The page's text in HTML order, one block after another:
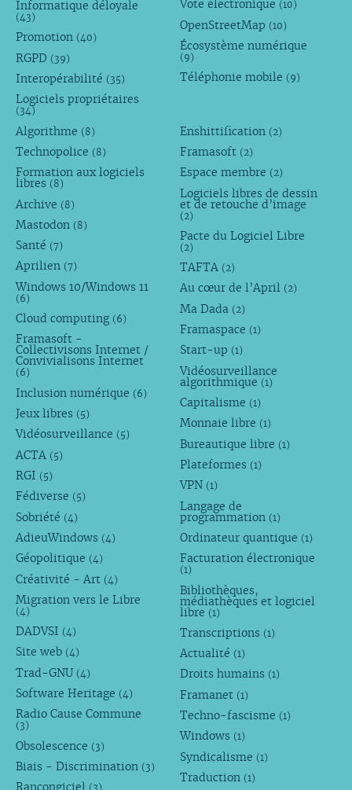
Informatique déloyale
(43)
Promotion (40)
RGPD (39)
Interopérabilité (35)
Logiciels propriétaires
(34)
Vote électronique (10)
OpenStreetMap (10)
Écosystème numérique
(9)
Téléphonie mobile (9)
Algorithme (8)
Technopolice (8)
Formation aux logiciels
libres (8)
Archive (8)
Mastodon (8)
Santé (7)
Aprilien (7)
Windows 10/Windows 11
(6)
Cloud computing (6)
Framasoft -
Collectivisons Internet /
Convivialisons Internet
(6)
Inclusion numérique (6)
Jeux libres (5)
Vidéosurveillance (5)
ACTA (5)
RGI (5)
Fédiverse (5)
Sobriété (4)
AdieuWindows (4)
Géopolitique (4)
Créativité - Art (4)
Migration vers le Libre
(4)
DADVSI (4)
Site web (4)
Trad-GNU (4)
Software Heritage (4)
Radio Cause Commune
(3)
Obsolescence (3)
Biais - Discrimination (3)
Enshittification (2)
Framasoft (2)
Espace membre (2)
Logiciels libres de dessin
et de retouche d’image
(2)
Pacte du Logiciel Libre
(2)
TAFTA (2)
Au cœur de l’April (2)
Ma Dada (2)
Framaspace (1)
Start-up (1)
Vidéosurveillance
algorithmique (1)
Capitalisme (1)
Monnaie libre (1)
Bureautique libre (1)
Plateformes (1)
VPN (1)
Langage de
programmation (1)
Ordinateur quantique (1)
Facturation électronique
(1)
Bibliothèques,
médiathèques et logiciel
libre (1)
Transcriptions (1)
Actualité (1)
Droits humains (1)
Framanet (1)
Techno-fascisme (1)
Windows (1)
Syndicalisme (1)
Traduction (1)